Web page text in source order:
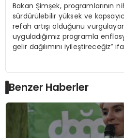
Bakan Şimşek, programlarının
sürdürülebilir yüksek ve
refah artışı olduğunu
uyguladığımız programla
gelir dağılımını iyileştireceğiz”
Benzer Haberler